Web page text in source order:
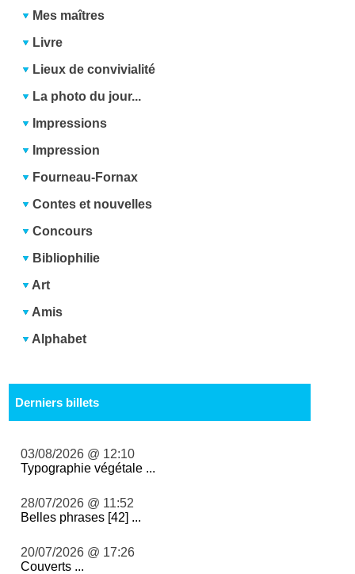
Mes maîtres
Livre
Lieux de convivialité
La photo du jour...
Impressions
Impression
Fourneau-Fornax
Contes et nouvelles
Concours
Bibliophilie
Art
Amis
Alphabet
Derniers billets
03/08/2026 @ 12:10
Typographie végétale ...
28/07/2026 @ 11:52
Belles phrases [42] ...
20/07/2026 @ 17:26
Couverts ...